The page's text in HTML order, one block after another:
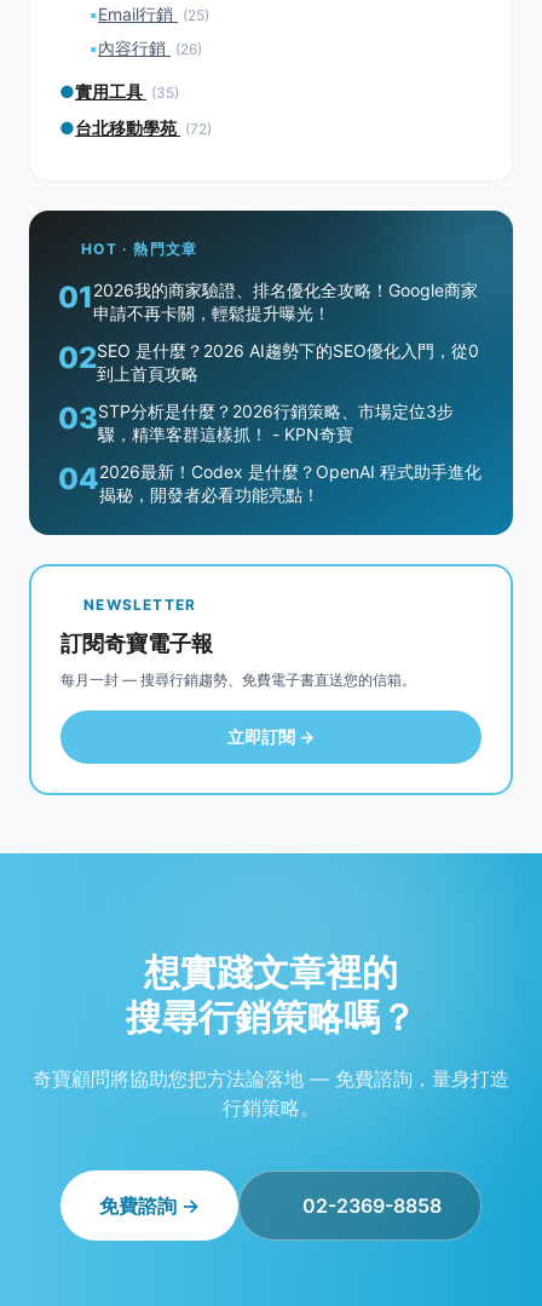
▪Email行銷 (25)
▪內容行銷 (26)
●實用工具 (35)
●台北移動學苑 (72)
HOT · 熱門文章
012026我的商家驗證、排名優化全攻略！Google商家
申請不再卡關，輕鬆提升曝光！
02SEO 是什麼？2026 AI趨勢下的SEO優化入門，從0
到上首頁攻略
03STP分析是什麼？2026行銷策略、市場定位3步
驟，精準客群這樣抓！ - KPN奇寶
042026最新！Codex 是什麼？OpenAI 程式助手進化
揭秘，開發者必看功能亮點！
NEWSLETTER
訂閱奇寶電子報
每月一封 — 搜尋行銷趨勢、免費電子書直送您的信箱。
立即訂閱 →
想實踐文章裡的
搜尋行銷策略嗎？
奇寶顧問將協助您把方法論落地 — 免費諮詢，量身打造
行銷策略。
免費諮詢 → 02-2369-8858